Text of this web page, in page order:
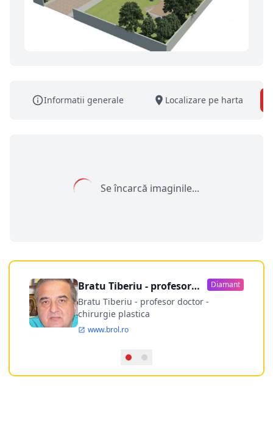
Informatii generale Localizare pe harta
Se încarcă imaginile...
Bratu Tiberiu - profesor
doctor
Diamant
Bratu Tiberiu - profesor doctor -
chirurgie plastica
www.brol.ro